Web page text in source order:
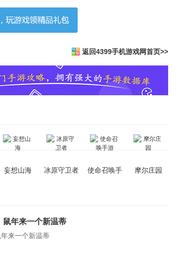
返回4399手机游戏网首页>>
妄想山海 冰原守卫者
使命召唤手
摩尔庄园
鼠年来一个新温蒂
来一个新温蒂